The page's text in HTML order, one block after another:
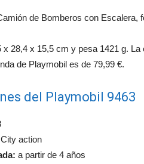
de Bomberos con Escalera,
x 28,4 x 15,5 cm y pesa 1421 g.
de Playmobil es de 79,99 €.
del Playmobil 9463
action
a partir de 4 años